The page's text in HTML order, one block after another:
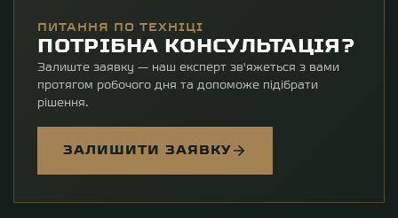
ПИТАННЯ ПО ТЕХНІЦІ
ПОТРІБНА КОНСУЛЬТАЦІЯ?
Залиште заявку — наш експерт зв'яжеться з вами
протягом робочого дня та допоможе підібрати
рішення.
ЗАЛИШИТИ ЗАЯВКУ